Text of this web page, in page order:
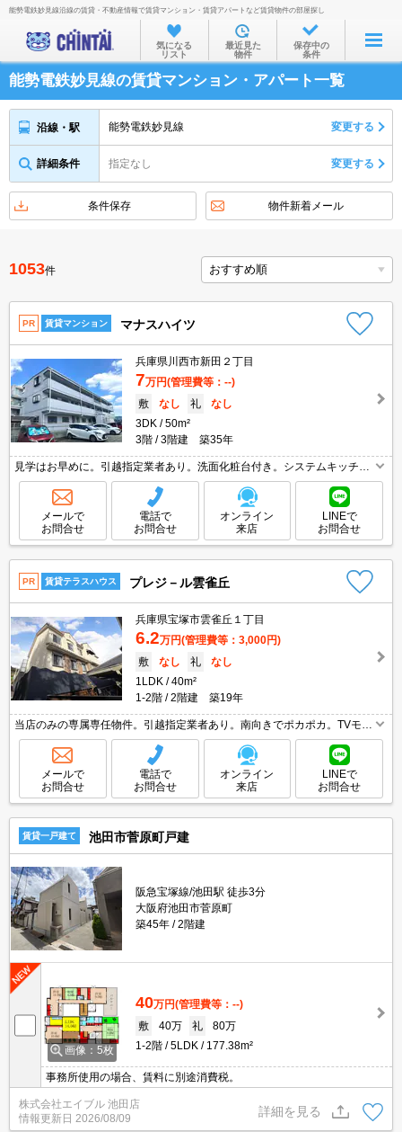
お部屋を探す
沿線・駅から
住所から
物件特集から
不動産会社から
TOP
能勢電鉄妙見線沿線の賃貸・不動産情報で賃貸マンション・賃貸アパートなど賃貸物件の部屋探し
気になる
リスト
最近見た
物件
保存中の
条件
能勢電鉄妙見線の賃貸マンション・アパート一覧
沿線・駅 能勢電鉄妙見線 変更する
詳細条件 指定なし 変更する
条件保存 物件新着メール
1053件
PR 賃貸マンション マナスハイツ
兵庫県川西市新田２丁目
7万円(管理費等：--)
敷
なし 礼
なし
3DK
50m²
3階
3階建 築35年
見学はお早めに。引越指定業者あり。洗面化粧台付き。システムキッチ
ン。TVインターホン付き。引越指定業者あり※但し、法人契約の場合相談
可。収納たっぷり。広さ良し!家賃良し!周辺環境良し!。
メールで
お問合せ
電話で
お問合せ
オンライン
来店
LINEで
お問合せ
PR 賃貸テラスハウス プレジ－ル雲雀丘
兵庫県宝塚市雲雀丘１丁目
6.2万円(管理費等：3,000円)
敷
なし 礼
なし
1LDK
40m²
1-2階
2階建 築19年
当店のみの専属専任物件。引越指定業者あり。南向きでポカポカ。TVモニ
ターホンで安心生活を!。部屋干し便利なルームハンガー付。初期費用も抑
えれますよ。広いロフトが魅力なんです。インターネット無料。
メールで
お問合せ
電話で
お問合せ
オンライン
来店
LINEで
お問合せ
賃貸一戸建て 池田市菅原町戸建
阪急宝塚線/池田駅 徒歩3分
大阪府池田市菅原町
築45年
2階建
画像：5枚
40万円(管理費等：--)
敷
40万 礼
80万
1-2階
5LDK 177.38m²
事務所使用の場合、賃料に別途消費税。
株式会社エイブル 池田店
情報更新日 2026/08/09
詳細を見る